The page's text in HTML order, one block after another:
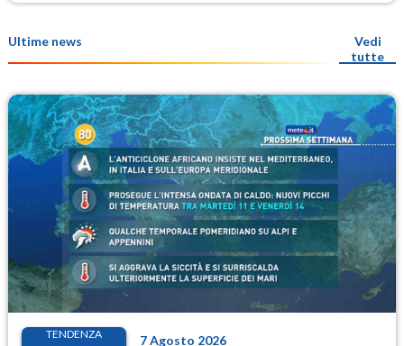
Ultime news
Vedi
tutte
TENDENZA 7 Agosto 2026